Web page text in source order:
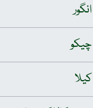
انگور
چیکو
کیلا